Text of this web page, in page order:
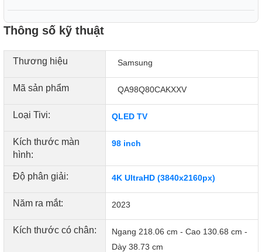
Công nghệ Real Depth Enhancer
Mang đến chiều sâu chân thực chuẩn như mắt
Công nghệ Real Depth Enhancer tái hiện hình ảnh như mắt nhìn,
tăng cường chi tiết và tương phản cho chủ thể mang đến chiều
sâu chân thực như bạn đang đích thân trải nghiệm chiêm ngưỡng
cảnh vật.
Thông số kỹ thuật
Thương hiệu Samsung
Mã sản phẩm QA98Q80CAKXXV
Loại Tivi: QLED TV
Kích thước màn
hình:
98 inch
Độ phân giải: 4K UltraHD (3840x2160px)
Năm ra mắt: 2023
Kích thước có chân:
Ngang 218.06 cm - Cao 130.68 cm -
Dày 38.73 cm